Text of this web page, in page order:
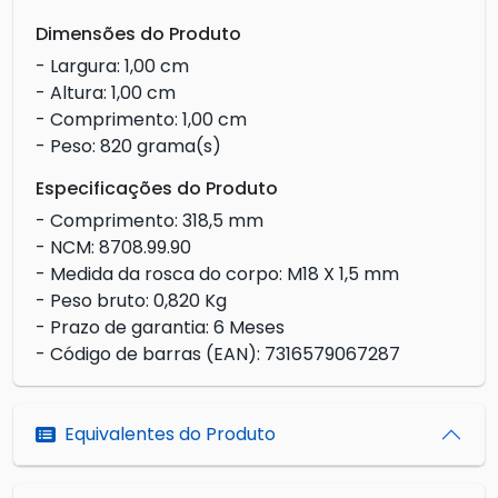
Dimensões do Produto
- Largura: 1,00 cm
- Altura: 1,00 cm
- Comprimento: 1,00 cm
- Peso: 820 grama(s)
Especificações do Produto
- Comprimento: 318,5 mm
- NCM: 8708.99.90
- Medida da rosca do corpo: M18 X 1,5 mm
- Peso bruto: 0,820 Kg
- Prazo de garantia: 6 Meses
- Código de barras (EAN): 7316579067287
Equivalentes do Produto